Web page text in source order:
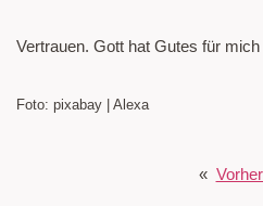
Vertrauen. Gott hat Gutes für
Foto: pixabay | Alexa
«